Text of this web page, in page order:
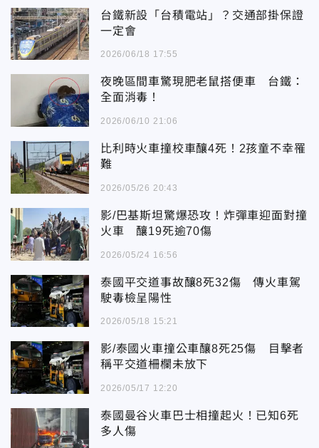
台鐵新設「台積電站」？交通部掛保證
一定會
2026/06/18 17:55
夜晚區間車驚現肥老鼠搭便車 台鐵：
全面消毒！
2026/06/10 21:06
比利時火車撞校車釀4死！2孩童不幸罹
難
2026/05/26 20:43
影/巴基斯坦驚爆恐攻！炸彈車迎面對撞
火車 釀19死逾70傷
2026/05/24 16:56
泰國平交道事故釀8死32傷 傳火車駕
駛毒檢呈陽性
2026/05/18 15:21
影/泰國火車撞公車釀8死25傷 目擊者
稱平交道柵欄未放下
2026/05/17 12:20
泰國曼谷火車巴士相撞起火！已知6死
多人傷